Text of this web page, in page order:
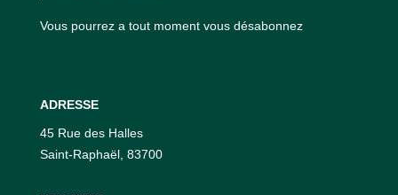
Vous pourrez a tout moment vous désabonnez
ADRESSE
45 Rue des Halles
Saint-Raphaël, 83700